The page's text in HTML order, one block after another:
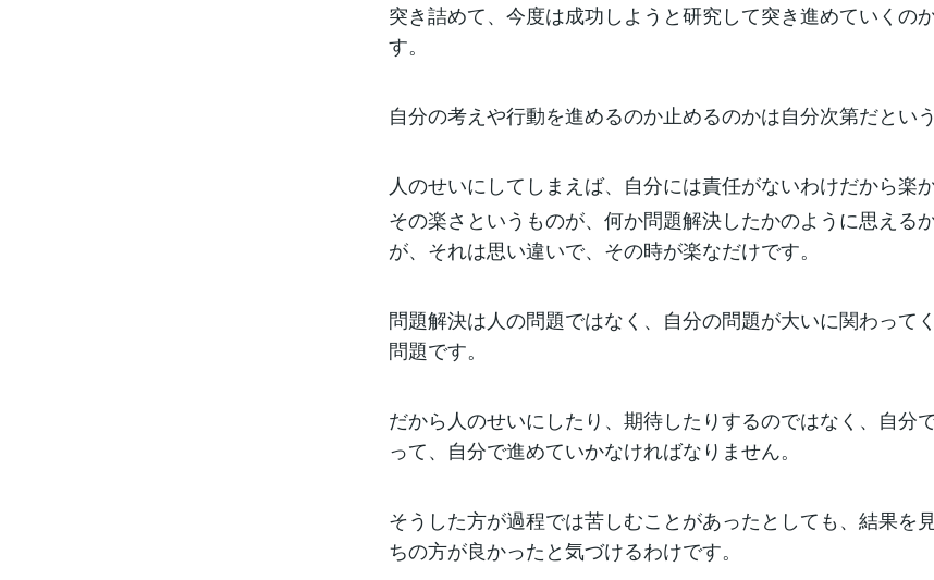
突き詰めて、今度は成功しようと研究して突き進めていくの
す。
自分の考えや行動を進めるのか止めるのかは自分次第だという
人のせいにしてしまえば、自分には責任がないわけだから楽
その楽さというものが、何か問題解決したかのように思える
が、それは思い違いで、その時が楽なだけです。
問題解決は人の問題ではなく、自分の問題が大いに関わって
問題です。
だから人のせいにしたり、期待したりするのではなく、自分
って、自分で進めていかなければなりません。
そうした方が過程では苦しむことがあったとしても、結果を
ちの方が良かったと気づけるわけです。